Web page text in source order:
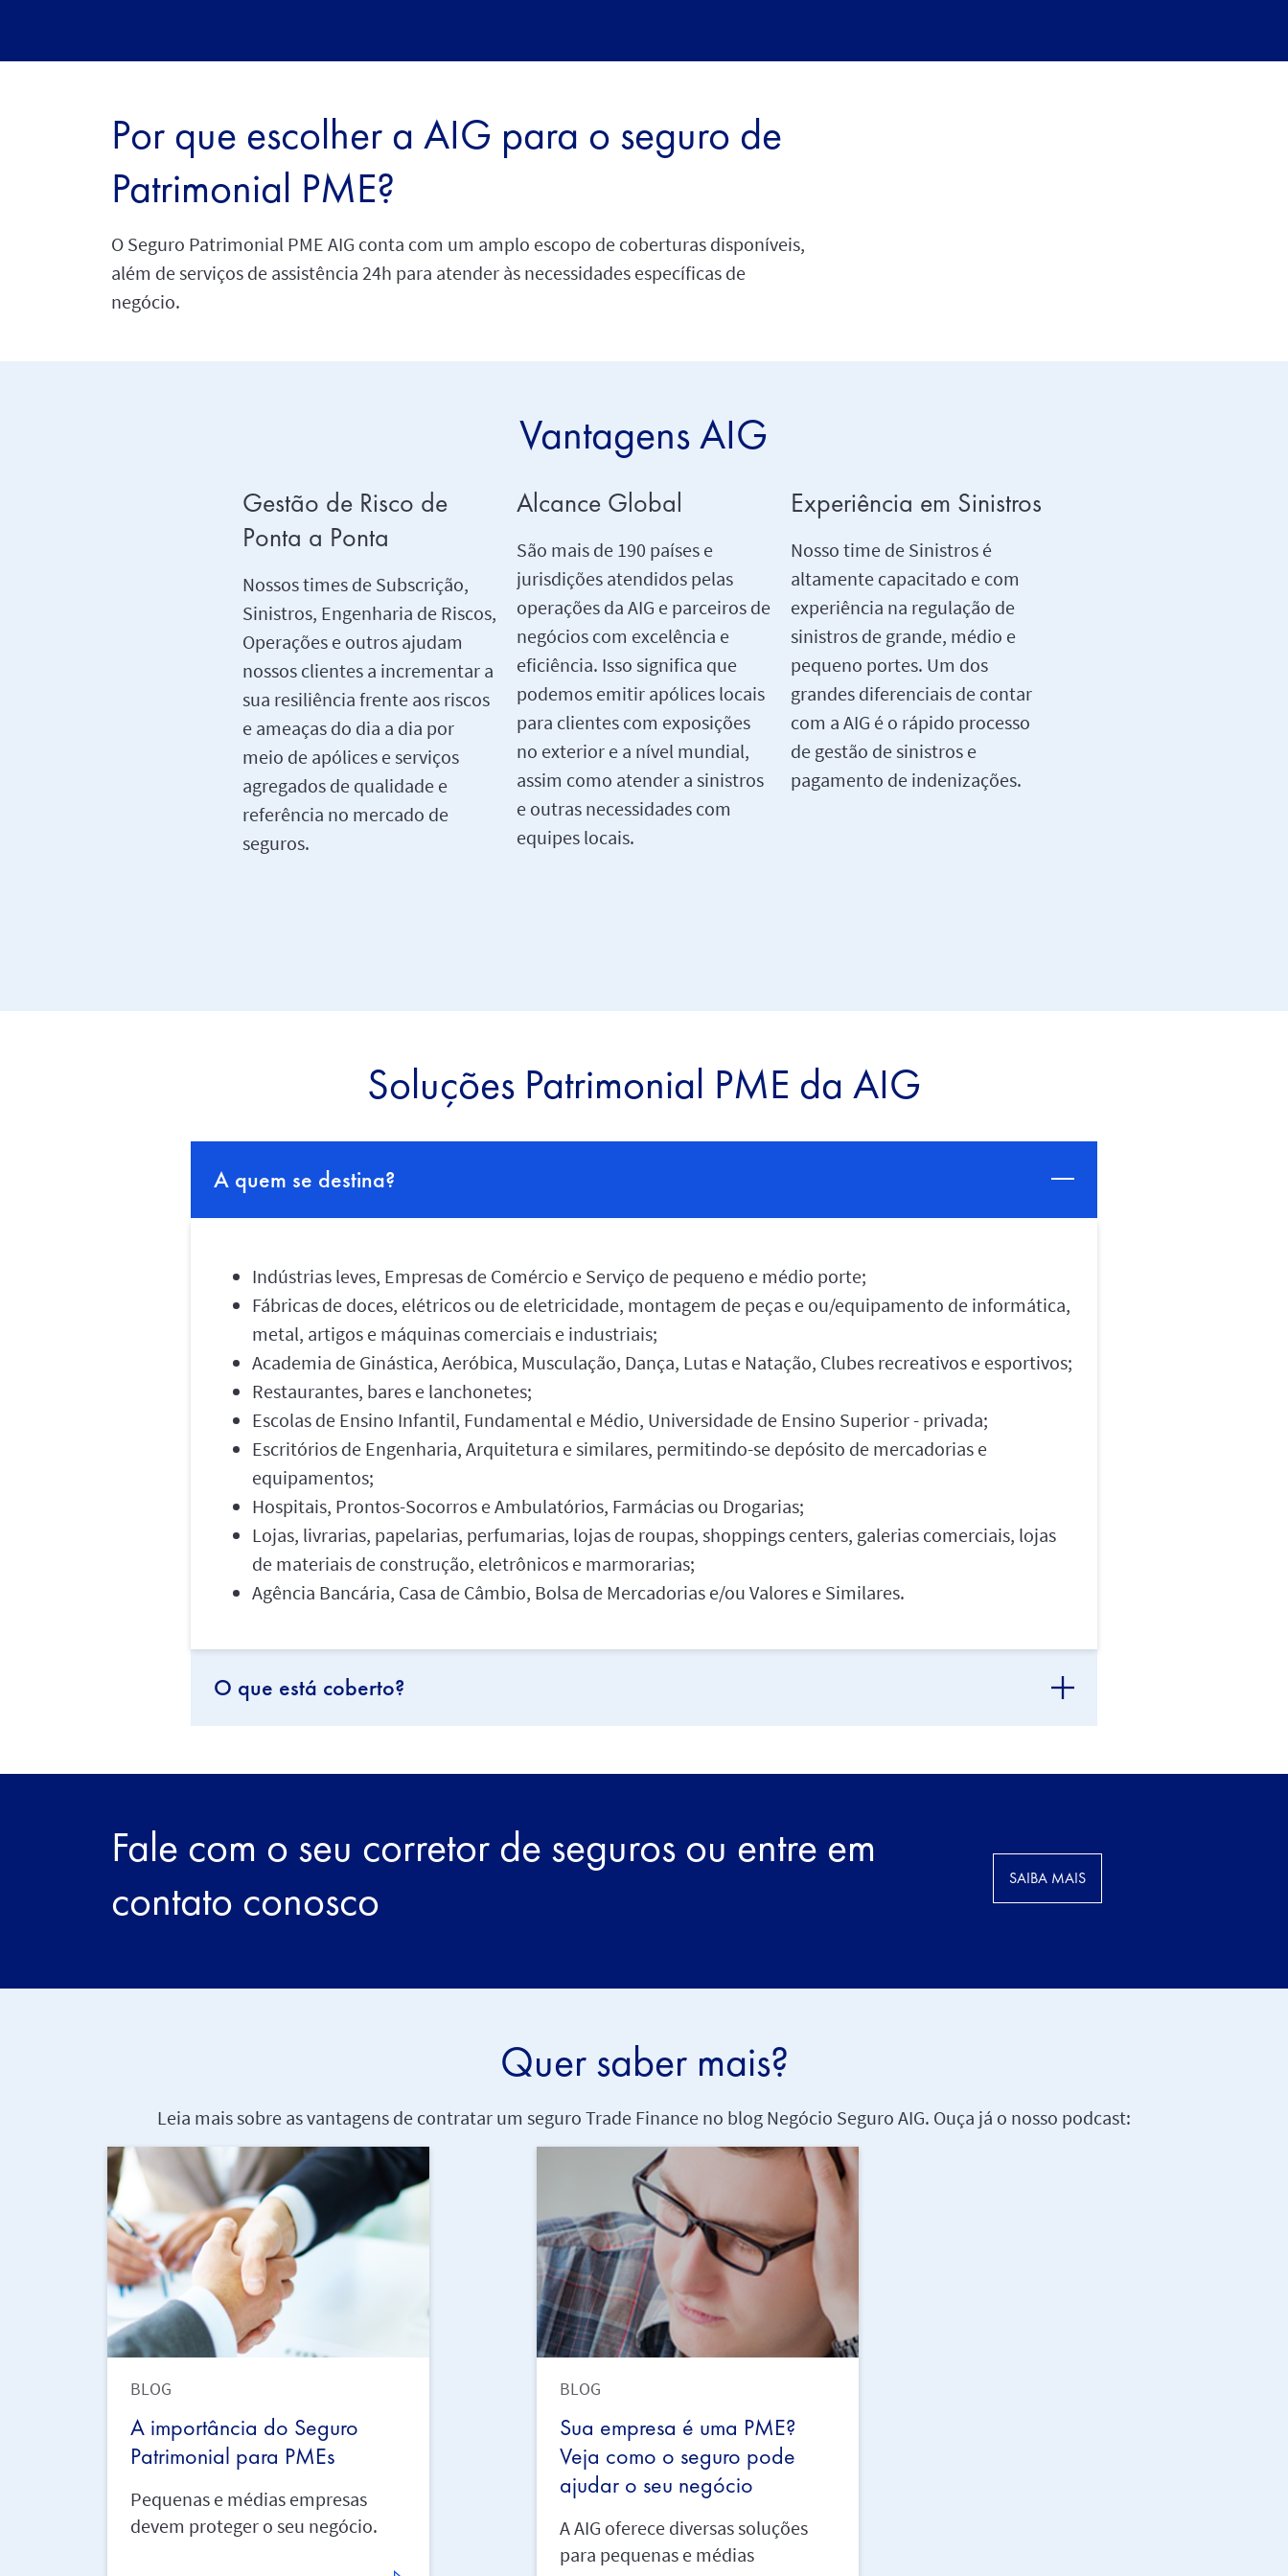
Por que escolher a AIG para o seguro de
Patrimonial PME?
O Seguro Patrimonial PME AIG conta com um amplo escopo de coberturas disponíveis,
além de serviços de assistência 24h para atender às necessidades específicas de
negócio.
Vantagens AIG
Gestão de Risco de
Ponta a Ponta
Nossos times de Subscrição,
Sinistros, Engenharia de Riscos,
Operações e outros ajudam
nossos clientes a incrementar a
sua resiliência frente aos riscos
e ameaças do dia a dia por
meio de apólices e serviços
agregados de qualidade e
referência no mercado de
seguros.
Alcance Global
São mais de 190 países e
jurisdições atendidos pelas
operações da AIG e parceiros de
negócios com excelência e
eficiência. Isso significa que
podemos emitir apólices locais
para clientes com exposições
no exterior e a nível mundial,
assim como atender a sinistros
e outras necessidades com
equipes locais.
Experiência em Sinistros
Nosso time de Sinistros é
altamente capacitado e com
experiência na regulação de
sinistros de grande, médio e
pequeno portes. Um dos
grandes diferenciais de contar
com a AIG é o rápido processo
de gestão de sinistros e
pagamento de indenizações.
Soluções Patrimonial PME da AIG
A quem se destina?
Indústrias leves, Empresas de Comércio e Serviço de pequeno e médio porte;
Fábricas de doces, elétricos ou de eletricidade, montagem de peças e ou/equipamento de informática,
metal, artigos e máquinas comerciais e industriais;
Academia de Ginástica, Aeróbica, Musculação, Dança, Lutas e Natação, Clubes recreativos e esportivos;
Restaurantes, bares e lanchonetes;
Escolas de Ensino Infantil, Fundamental e Médio, Universidade de Ensino Superior - privada;
Escritórios de Engenharia, Arquitetura e similares, permitindo-se depósito de mercadorias e
equipamentos;
Hospitais, Prontos-Socorros e Ambulatórios, Farmácias ou Drogarias;
Lojas, livrarias, papelarias, perfumarias, lojas de roupas, shoppings centers, galerias comerciais, lojas
de materiais de construção, eletrônicos e marmorarias;
Agência Bancária, Casa de Câmbio, Bolsa de Mercadorias e/ou Valores e Similares.
O que está coberto?
Fale com o seu corretor de seguros ou entre em
contato conosco
SAIBA MAIS
Quer saber mais?
Leia mais sobre as vantagens de contratar um seguro Trade Finance no blog Negócio Seguro AIG. Ouça já o nosso podcast:
BLOG
A importância do Seguro
Patrimonial para PMEs
Pequenas e médias empresas
devem proteger o seu negócio.
BLOG
Sua empresa é uma PME?
Veja como o seguro pode
ajudar o seu negócio
A AIG oferece diversas soluções
para pequenas e médias